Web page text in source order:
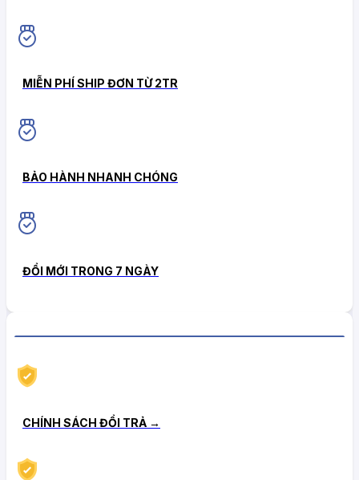
MIỄN PHÍ SHIP ĐƠN TỪ 2TR
BẢO HÀNH NHANH CHÓNG
ĐỔI MỚI TRONG 7 NGÀY
CHÍNH SÁCH ĐỔI TRẢ →